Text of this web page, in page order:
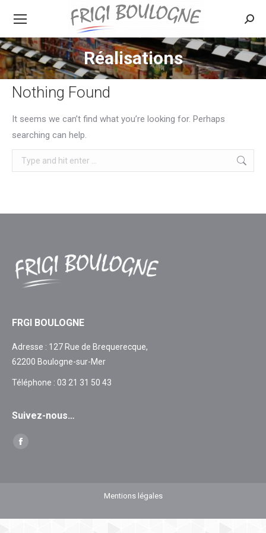
Réalisations
Nothing Found
It seems we can’t find what you’re looking for. Perhaps
searching can help.
Search:
FRGI BOULOGNE
Adresse : 127 Rue de Brequerecque,
62200 Boulogne-sur-Mer
Téléphone : 03 21 31 50 43
Suivez-nous…
Find us on:
Facebook
Mentions légales